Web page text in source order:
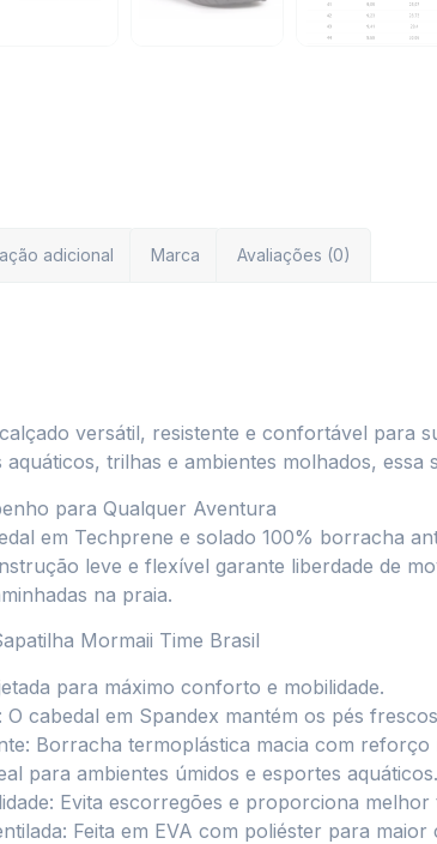
adicional Marca Avaliações (0)
versátil, resistente e confortável para
trilhas e ambientes molhados,
para Qualquer Aventura
em Techprene e solado 100% borracha
leve e flexível garante liberdade de
na praia.
Mormaii Time Brasil
para máximo conforto e mobilidade.
O cabedal em Spandex mantém os pés
Borracha termoplástica macia com
para ambientes úmidos e esportes aquáticos.
Evita escorregões e proporciona melhor
Feita em EVA com poliéster para